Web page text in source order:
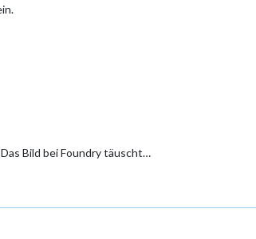
Bild bei Foundry täuscht…